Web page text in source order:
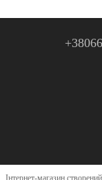
Інтернет-магазин